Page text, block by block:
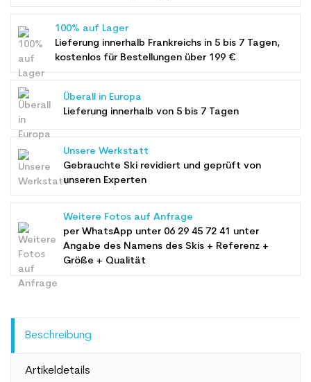
100% auf Lager
Lieferung innerhalb Frankreichs in 5 bis 7 Tagen,
kostenlos für Bestellungen über 199 €
Überall in Europa
Lieferung innerhalb von 5 bis 7 Tagen
Unsere Werkstatt
Gebrauchte Ski revidiert und geprüft von
unseren Experten
Weitere Fotos auf Anfrage
per WhatsApp unter 06 29 45 72 41 unter
Angabe des Namens des Skis + Referenz +
Größe + Qualität
Beschreibung
Artikeldetails